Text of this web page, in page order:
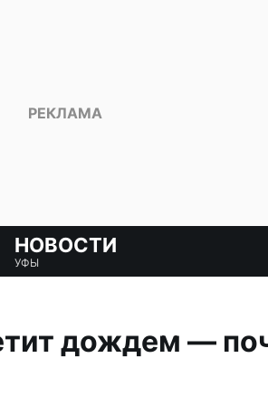
НОВОСТИ
УФЫ
дождем —